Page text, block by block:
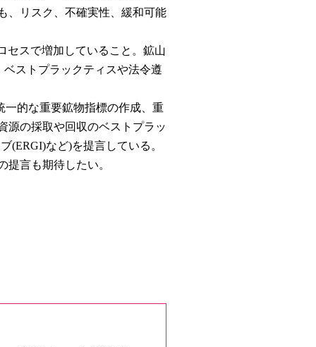
、リスク、不確実性、緩和可能
セスで増加していること。鉱山
ストプラックティスや法令遵
的な重要鉱物指標の作成、重
源の採取や回収のベストプラッ
(ERGI)など)を提言している。
言も期待したい。